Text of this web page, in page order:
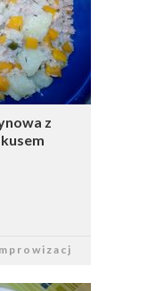
z
Wybierz listę: